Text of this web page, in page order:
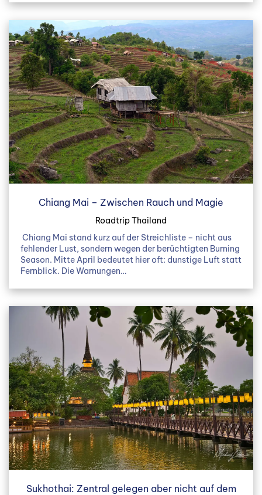
Chiang Mai – Zwischen Rauch und Magie
Roadtrip Thailand
Chiang Mai stand kurz auf der Streichliste – nicht aus
fehlender Lust, sondern wegen der berüchtigten Burning
Season. Mitte April bedeutet hier oft: dunstige Luft statt
Fernblick. Die Warnungen…
Sukhothai: Zentral gelegen aber nicht auf dem